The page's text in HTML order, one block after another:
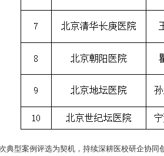
典型案例评选为契机，持续深耕医校研企协